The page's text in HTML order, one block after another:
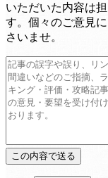
いただいた内容は
す。個々のご意見
さいませ。